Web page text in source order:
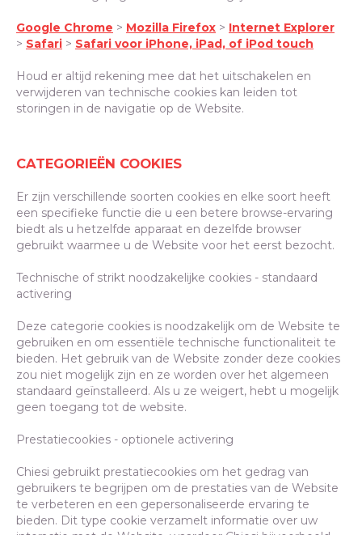
Google Chrome > Mozilla Firefox > Internet Explorer
> Safari > Safari voor iPhone, iPad, of iPod touch
Houd er altijd rekening mee dat het uitschakelen en
verwijderen van technische cookies kan leiden tot
storingen in de navigatie op de Website.
CATEGORIEËN COOKIES
Er zijn verschillende soorten cookies en elke soort heeft
een specifieke functie die u een betere browse-ervaring
biedt als u hetzelfde apparaat en dezelfde browser
gebruikt waarmee u de Website voor het eerst bezocht.
Technische of strikt noodzakelijke cookies - standaard
activering
Deze categorie cookies is noodzakelijk om de Website te
gebruiken en om essentiële technische functionaliteit te
bieden. Het gebruik van de Website zonder deze cookies
zou niet mogelijk zijn en ze worden over het algemeen
standaard geïnstalleerd. Als u ze weigert, hebt u mogelijk
geen toegang tot de website.
Prestatiecookies - optionele activering
Chiesi gebruikt prestatiecookies om het gedrag van
gebruikers te begrijpen om de prestaties van de Website
te verbeteren en een gepersonaliseerde ervaring te
bieden. Dit type cookie verzamelt informatie over uw